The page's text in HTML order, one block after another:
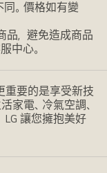
。價格如有變
品，避免造成商品
中心。
重要的是享受新技
家電、冷氣空調、
讓您擁抱美好